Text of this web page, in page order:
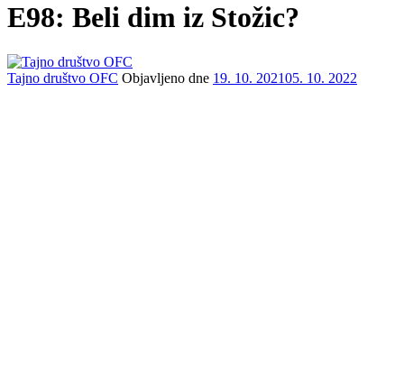
E98: Beli dim iz Stožic?
Tajno društvo OFC Objavljeno dne 19. 10. 202105. 10. 2022